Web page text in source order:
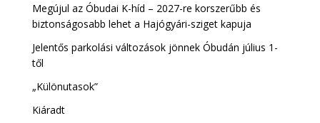
Megújul az Óbudai K-híd – 2027-re korszerűbb és
biztonságosabb lehet a Hajógyári-sziget kapuja
Jelentős parkolási változások jönnek Óbudán július 1-
től
„Különutasok”
Kiáradt